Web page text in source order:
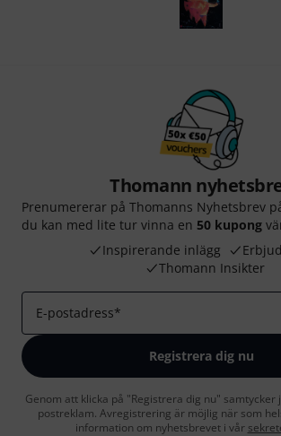
Thomann
Prenumererar på Thomanns Nyhetsbrev
du kan med lite tur vinna en 50 kupong
Inspirerande inlägg
Thomann Insikter
E-postadress*
Registrera dig nu
Genom att klicka på "Registrera dig nu" samtycker
postreklam. Avregistrering är möjlig när som
information om nyhetsbrevet i vår